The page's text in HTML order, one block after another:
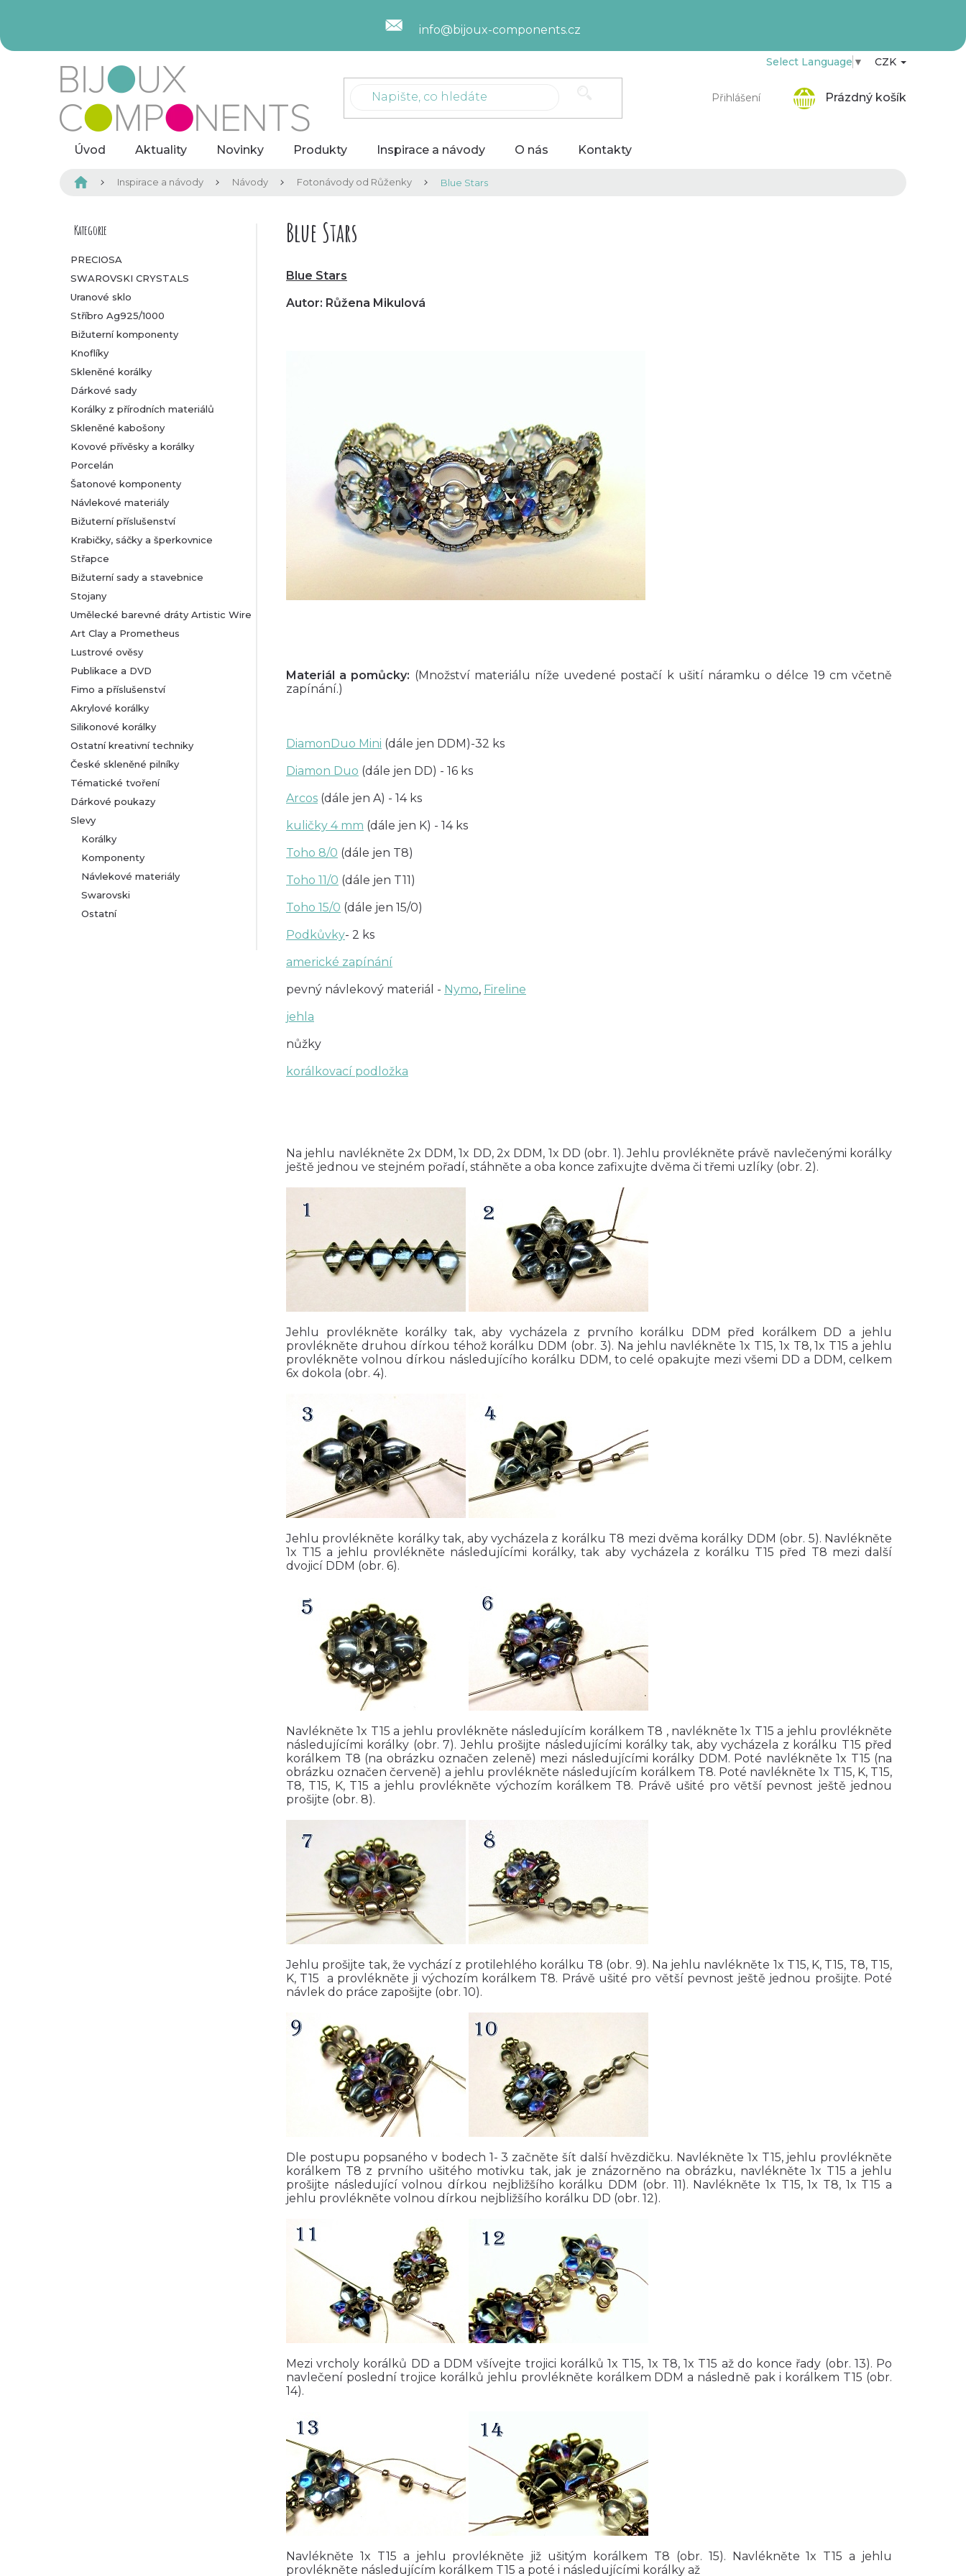
info@bijoux-components.cz
Přihlášení
Select Language ▼ CZK
Prázdný košík
Úvod Aktuality Novinky Produkty Inspirace a návody O nás Kontakty
Domů Inspirace a návody Návody Fotonávody od Růženky Blue Stars
P
o
s
t
r
a
n
n
í
p
a
n
e
l
Přeskočit
Kategorie
PRECIOSA
SWAROVSKI CRYSTALS
Uranové sklo
Stříbro Ag925/1000
Bižuterní komponenty
Knoflíky
Skleněné korálky
Dárkové sady
Korálky z přírodních materiálů
Skleněné kabošony
Kovové přívěsky a korálky
Porcelán
Šatonové komponenty
Návlekové materiály
Bižuterní příslušenství
Krabičky, sáčky a šperkovnice
Střapce
Bižuterní sady a stavebnice
Stojany
Umělecké barevné dráty Artistic Wire
Art Clay a Prometheus
Lustrové ověsy
Publikace a DVD
Fimo a příslušenství
Akrylové korálky
Silikonové korálky
Ostatní kreativní techniky
České skleněné pilníky
Tématické tvoření
Dárkové poukazy
Slevy
Korálky
Komponenty
Návlekové materiály
Swarovski
Ostatní
Blue Stars
Blue Stars
Autor: Růžena Mikulová
Materiál a pomůcky: (Množství materiálu níže uvedené postačí k ušití náramku o délce 19 cm včetně
zapínání.)
DiamonDuo Mini (dále jen DDM)-32 ks
Diamon Duo (dále jen DD) - 16 ks
Arcos (dále jen A) - 14 ks
kuličky 4 mm (dále jen K) - 14 ks
Toho 8/0 (dále jen T8)
Toho 11/0 (dále jen T11)
Toho 15/0 (dále jen 15/0)
Podkůvky- 2 ks
americké zapínání
pevný návlekový materiál - Nymo, Fireline
jehla
nůžky
korálkovací podložka
Na jehlu navlékněte 2x DDM, 1x DD, 2x DDM, 1x DD (obr. 1). Jehlu provlékněte právě navlečenými korálky
ještě jednou ve stejném pořadí, stáhněte a oba konce zafixujte dvěma či třemi uzlíky (obr. 2).
Jehlu provlékněte korálky tak, aby vycházela z prvního korálku DDM před korálkem DD a jehlu
provlékněte druhou dírkou téhož korálku DDM (obr. 3). Na jehlu navlékněte 1x T15, 1x T8, 1x T15 a jehlu
provlékněte volnou dírkou následujícího korálku DDM, to celé opakujte mezi všemi DD a DDM, celkem
6x dokola (obr. 4).
Jehlu provlékněte korálky tak, aby vycházela z korálku T8 mezi dvěma korálky DDM (obr. 5). Navlékněte
1x T15 a jehlu provlékněte následujícími korálky, tak aby vycházela z korálku T15 před T8 mezi další
dvojicí DDM (obr. 6).
Navlékněte 1x T15 a jehlu provlékněte následujícím korálkem T8 , navlékněte 1x T15 a jehlu provlékněte
následujícími korálky (obr. 7). Jehlu prošijte následujícími korálky tak, aby vycházela z korálku T15 před
korálkem T8 (na obrázku označen zeleně) mezi následujícími korálky DDM. Poté navlékněte 1x T15 (na
obrázku označen červeně) a jehlu provlékněte následujícím korálkem T8. Poté navlékněte 1x T15, K, T15,
T8, T15, K, T15 a jehlu provlékněte výchozím korálkem T8. Právě ušité pro větší pevnost ještě jednou
prošijte (obr. 8).
Jehlu prošijte tak, že vychází z protilehlého korálku T8 (obr. 9). Na jehlu navlékněte 1x T15, K, T15, T8, T15,
K, T15 a provlékněte ji výchozím korálkem T8. Právě ušité pro větší pevnost ještě jednou prošijte. Poté
návlek do práce zapošijte (obr. 10).
Dle postupu popsaného v bodech 1- 3 začněte šít další hvězdičku. Navlékněte 1x T15, jehlu provlékněte
korálkem T8 z prvního ušitého motivku tak, jak je znázorněno na obrázku, navlékněte 1x T15 a jehlu
prošijte následující volnou dírkou nejbližšího korálku DDM (obr. 11). Navlékněte 1x T15, 1x T8, 1x T15 a
jehlu provlékněte volnou dírkou nejbližšího korálku DD (obr. 12).
Mezi vrcholy korálků DD a DDM všívejte trojici korálků 1x T15, 1x T8, 1x T15 až do konce řady (obr. 13). Po
navlečení poslední trojice korálků jehlu provlékněte korálkem DDM a následně pak i korálkem T15 (obr.
14).
Navlékněte 1x T15 a jehlu provlékněte již ušitým korálkem T8 (obr. 15). Navlékněte 1x T15 a jehlu
provlékněte následujícím korálkem T15 a poté i následujícími korálky až